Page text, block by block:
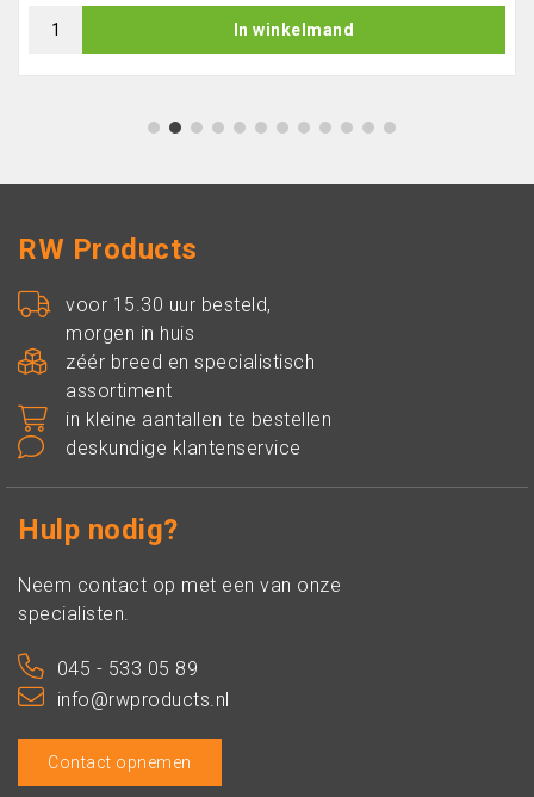
In winkelmand
1 2 3 4 5 6 7 8 9 10 11 12
RW Products
voor 15.30 uur besteld,
morgen in huis
zéér breed en specialistisch
assortiment
in kleine aantallen te bestellen
deskundige klantenservice
Hulp nodig?
Neem contact op met een van onze
specialisten.
045 - 533 05 89
info@rwproducts.nl
Contact opnemen